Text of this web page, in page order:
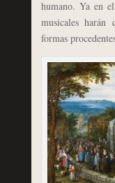
humano. Ya en
musicales
formas